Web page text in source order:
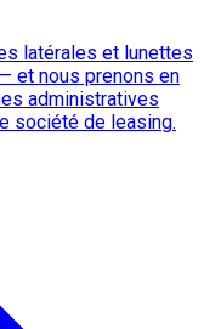
latérales et lunettes
et nous prenons en
administratives
société de leasing.